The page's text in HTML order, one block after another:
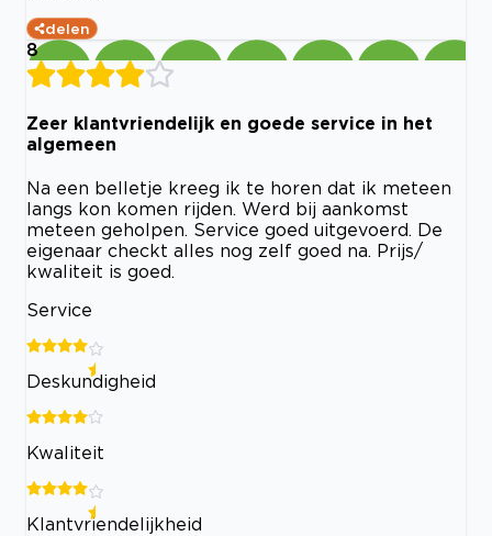
delen
8
Zeer klantvriendelijk en goede service in het
algemeen
Na een belletje kreeg ik te horen dat ik meteen
langs kon komen rijden. Werd bij aankomst
meteen geholpen. Service goed uitgevoerd. De
eigenaar checkt alles nog zelf goed na. Prijs/
kwaliteit is goed.
Service
Deskundigheid
Kwaliteit
Klantvriendelijkheid